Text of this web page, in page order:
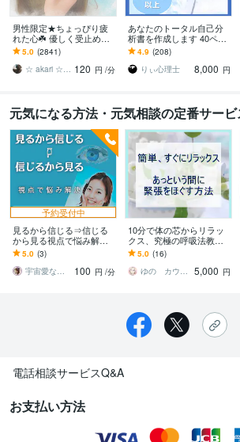
男性限定★ちょっぴり疲
れた心☘️ 優しく受止めま
す 恋愛/悩み/雑談/ホッと
安心する癒しボイスで(*
˘︶˘*)♡
5.0 (2841)
☆ akari ☆ （あかり） 120 円 /分
あなたのトータル自己分
析書を作成します 40ペー
ジ以上のボリューム！あ
なたの自己理解書を作成
します！
4.9 (208)
りぃ心理士
8,000 円
元気になる方法・元気相談の定番サービ
予約受付中
見るから信じる⇒信じる
から見る視点で悩み解決
します あなたのお悩み
【起きている出来事】は
飛躍のチャンス！
5.0 (3)
宇宙愛なごみ 2233
100 円 /分
10分で体の芯からリラッ
クス、究極の呼吸法教え
ます みるみるほぐれる！
突然襲ってくる緊張を上
手に解消する方法です
5.0 (16)
ゆの カウンセラー、ビジネスアドバイザー
5,000 円
電話相談サービスQ&A
お支払い方法